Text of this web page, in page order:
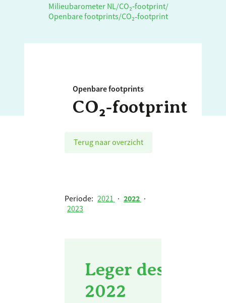
Milieubarometer NL /CO₂‑footprint/
Openbare footprints/CO₂‑footprint
Openbare footprints
CO₂‑footprint
Terug naar overzicht
Periode: 2021 · 2022 ·
2023
Leger des Heils
2022